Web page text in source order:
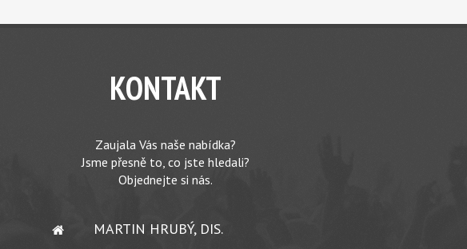
KONTAKT
Zaujala Vás naše nabídka?
Jsme přesně to, co jste hledali?
Objednejte si nás.
MARTIN HRUBÝ, DIS.